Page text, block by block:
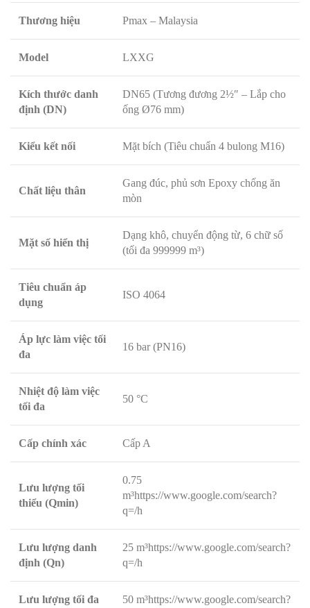
Thương hiệu Pmax – Malaysia
Model LXXG
Kích thước danh
định (DN)
DN65 (Tương đương 2½″ – Lắp cho
ống Ø76 mm)
Kiểu kết nối Mặt bích (Tiêu chuẩn 4 bulong M16)
Chất liệu thân
Gang đúc, phủ sơn Epoxy chống ăn
mòn
Mặt số hiển thị
Dạng khô, chuyển động từ, 6 chữ số
(tối đa 999999 m³)
Tiêu chuẩn áp
dụng
ISO 4064
Áp lực làm việc tối
đa
16 bar (PN16)
Nhiệt độ làm việc
tối đa
50 °C
Cấp chính xác Cấp A
Lưu lượng tối
thiểu (Qmin)
0.75
m³https://www.google.com/search?
q=/h
Lưu lượng danh
định (Qn)
25 m³https://www.google.com/search?
q=/h
Lưu lượng tối đa
50 m³https://www.google.com/search?